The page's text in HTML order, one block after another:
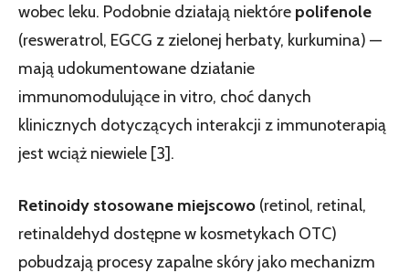
wobec leku. Podobnie działają niektóre polifenole
(resweratrol, EGCG z zielonej herbaty, kurkumina) —
mają udokumentowane działanie
immunomodulujące in vitro, choć danych
klinicznych dotyczących interakcji z immunoterapią
jest wciąż niewiele [3].
Retinoidy stosowane miejscowo (retinol, retinal,
retinaldehyd dostępne w kosmetykach OTC)
pobudzają procesy zapalne skóry jako mechanizm